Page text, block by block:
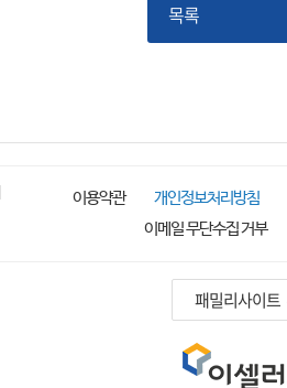
목록
이용약관 개인정보처리방침
이메일 무단수집 거부
패밀리사이트